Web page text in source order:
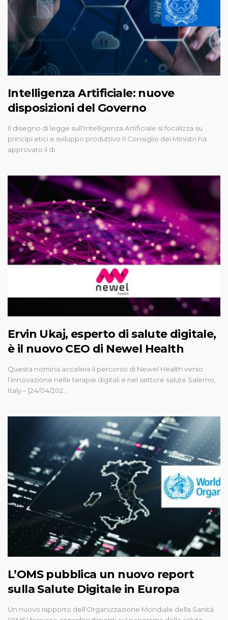
Intelligenza Artificiale: nuove
disposizioni del Governo
Il disegno di legge sull'Intelligenza Artificiale si focalizza su
principi etici e sviluppo produttivo Il Consiglio dei Ministri ha
approvato il di…
Ervin Ukaj, esperto di salute digitale,
è il nuovo CEO di Newel Health
Questa nomina accelera il percorso di Newel Health verso
l’innovazione nelle terapie digitali e nel settore salute Salerno,
Italy – [24/04/202…
L’OMS pubblica un nuovo report
sulla Salute Digitale in Europa
Un nuovo rapporto dell’Organizzazione Mondiale della Sanità